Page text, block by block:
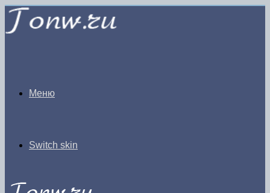
Меню
Switch skin